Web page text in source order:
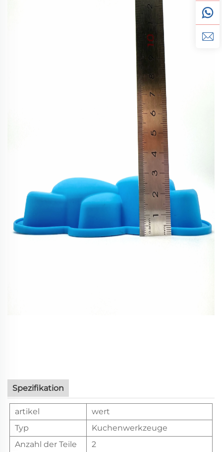
Spezifikation
artikel
wert
Typ
Kuchenwerkzeuge
Anzahl der Teile
2